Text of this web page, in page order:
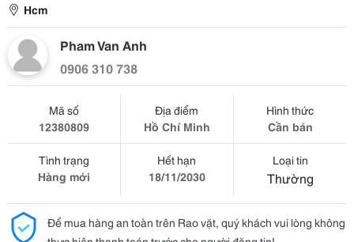
Hcm
Pham Van Anh
0906 310 738
Mã số
12380809
Địa điểm
Hồ Chí Minh
Hình thức
Cần bán
Tình trạng
Hàng mới
Hết hạn
18/11/2030
Loại tin
Thường
Để mua hàng an toàn trên Rao vặt, quý khách vui lòng không